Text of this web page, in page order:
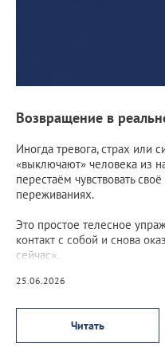
Возвращение в
Иногда тревога, страх или
«выключают» человека из
перестаём чувствовать
переживаниях.
Это простое телесное
контакт с собой и снова
сейчас».
25.06.2026
Читать